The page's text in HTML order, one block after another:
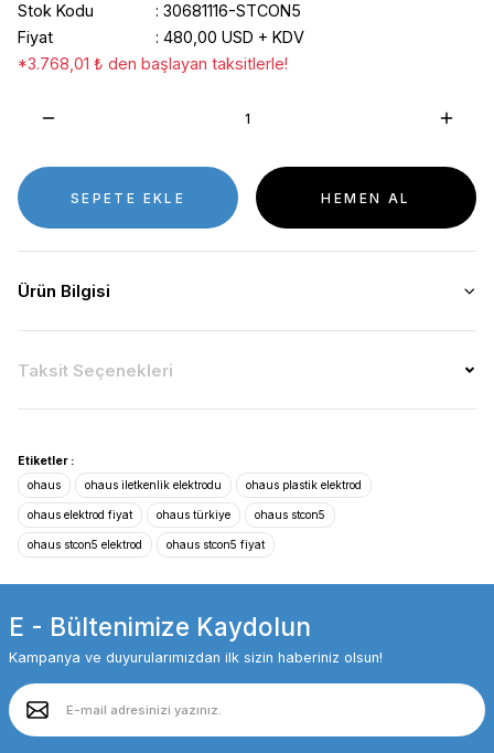
Stok Kodu
30681116-STCON5
Fiyat
480,00 USD + KDV
*3.768,01 ₺ den başlayan taksitlerle!
SEPETE EKLE HEMEN AL
Ürün Bilgisi
Taksit Seçenekleri
Etiketler :
ohaus
ohaus iletkenlik elektrodu ohaus plastik elektrod
ohaus elektrod fiyat ohaus türkiye ohaus stcon5
ohaus stcon5 elektrod ohaus stcon5 fiyat
E - Bültenimize Kaydolun
Kampanya ve duyurularımızdan ilk sizin haberiniz olsun!